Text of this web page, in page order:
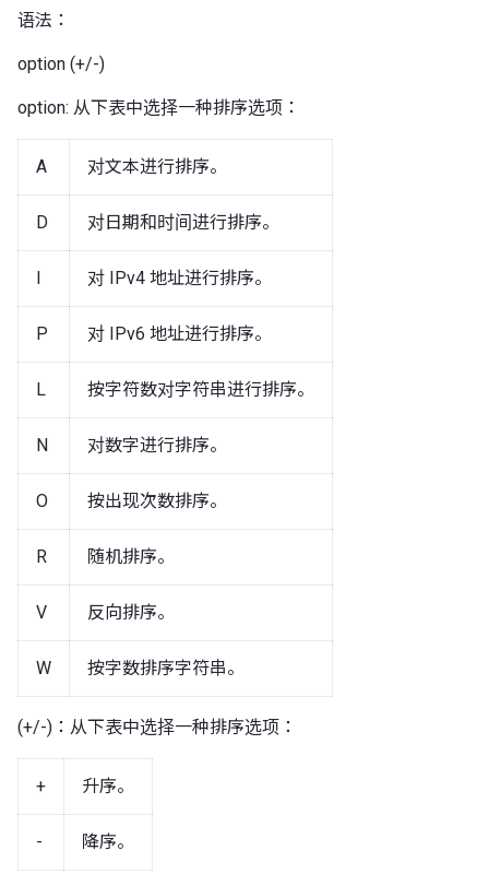
语法：
option (+/-)
option: 从下表中选择一种排序选项：
A 对文本进行排序。
D 对日期和时间进行排序。
I 对 IPv4 地址进行排序。
P 对 IPv6 地址进行排序。
L 按字符数对字符串进行排序。
N 对数字进行排序。
O 按出现次数排序。
R 随机排序。
V 反向排序。
W 按字数排序字符串。
(+/-)：从下表中选择一种排序选项：
+ 升序。
- 降序。